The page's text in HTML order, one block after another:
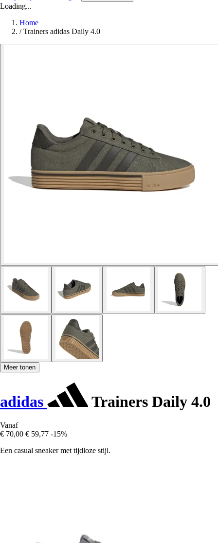
Loading...
Home
/ Trainers adidas Daily 4.0
Meer tonen
adidas Trainers Daily 4.0
Vanaf
€ 70,00 € 59,77 -15%
Een casual sneaker met tijdloze stijl.